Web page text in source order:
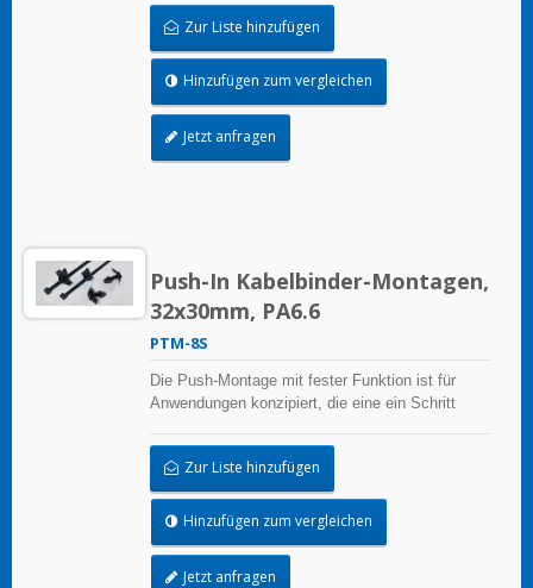
Zur Liste hinzufügen
Hinzufügen zum vergleichen
Jetzt anfragen
Push-In Kabelbinder-Montagen,
32x30mm, PA6.6
PTM-8S
Die Push-Montage mit fester Funktion ist für
Anwendungen konzipiert, die eine ein Schritt
in ein Loch erfordern. Aufgrund des verlängerten
Kopfes können die Bündel in einem Abstand vom
Panel positioniert werden.
Zur Liste hinzufügen
Hinzufügen zum vergleichen
Jetzt anfragen